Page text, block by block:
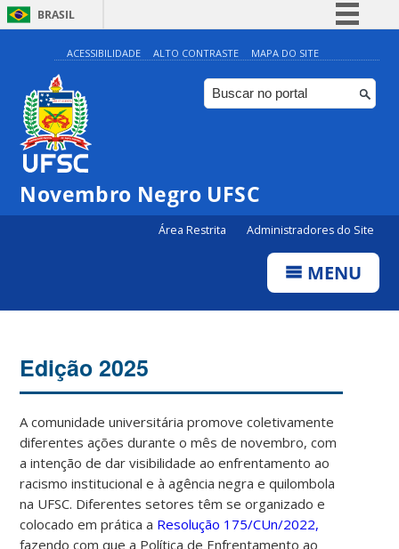
BRASIL
Simplifique!
Comunica BR
Participe
ACESSIBILIDADE ALTO CONTRASTE MAPA DO SITE
Novembro Negro UFSC
Área Restrita Administradores do Site
MENU
Edição 2025
A comunidade universitária promove coletivamente
diferentes ações durante o mês de novembro, com
a intenção de dar visibilidade ao enfrentamento ao
racismo institucional e à agência negra e quilombola
na UFSC. Diferentes setores têm se organizado e
colocado em prática a Resolução 175/CUn/2022,
fazendo com que a Política de Enfrentamento ao